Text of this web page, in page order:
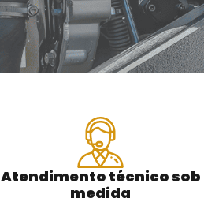
Atendimento técnico sob
medida